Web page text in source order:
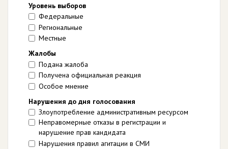
Уровень выборов
Федеральные
Региональные
Местные
Жалобы
Подана жалоба
Получена официальная реакция
Особое мнение
Нарушения до дня голосования
Злоупотребление административным ресурсом
Неправомерные отказы в регистрации и
нарушение прав кандидата
Нарушения правил агитации в СМИ